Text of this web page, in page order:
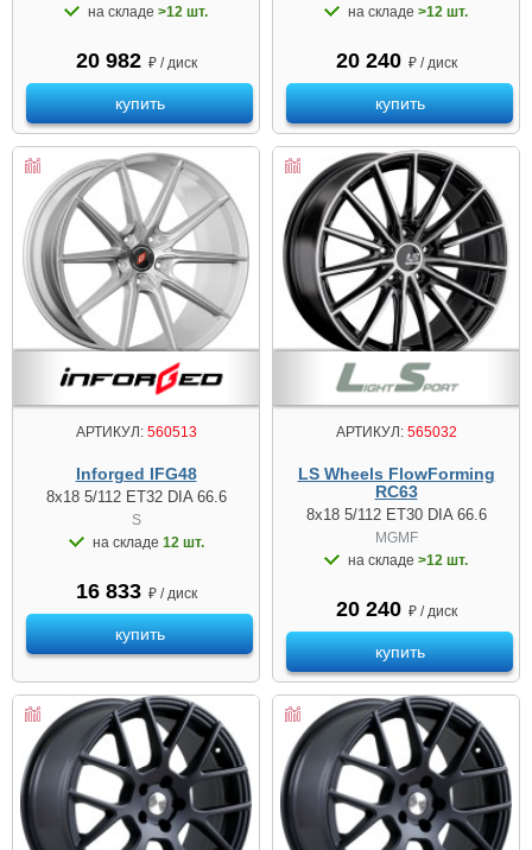
на складе >12 шт.
20 982 ₽ / диск
купить
на складе >12 шт.
20 240 ₽ / диск
купить
АРТИКУЛ:560513
Inforged IFG48
8x18 5/112 ET32 DIA 66.6
S
на складе 12 шт.
16 833 ₽ / диск
купить
АРТИКУЛ:565032
LS Wheels FlowForming
RC63
8x18 5/112 ET30 DIA 66.6
MGMF
на складе >12 шт.
20 240 ₽ / диск
купить